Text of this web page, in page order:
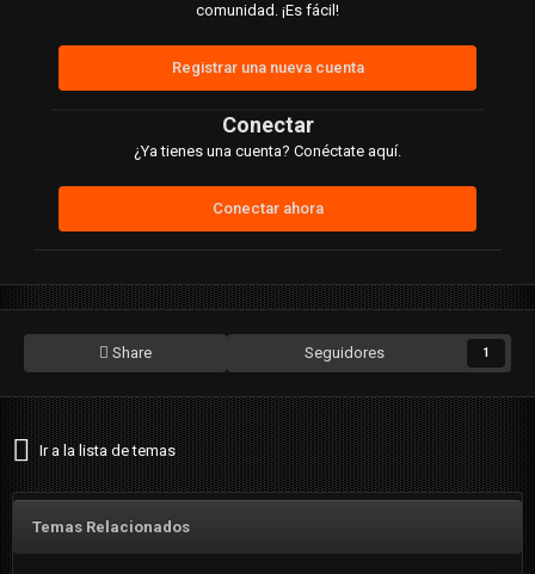
comunidad. ¡Es fácil!
Registrar una nueva cuenta
Conectar
¿Ya tienes una cuenta? Conéctate aquí.
Conectar ahora
Share Seguidores 1
Ir a la lista de temas
Temas Relacionados